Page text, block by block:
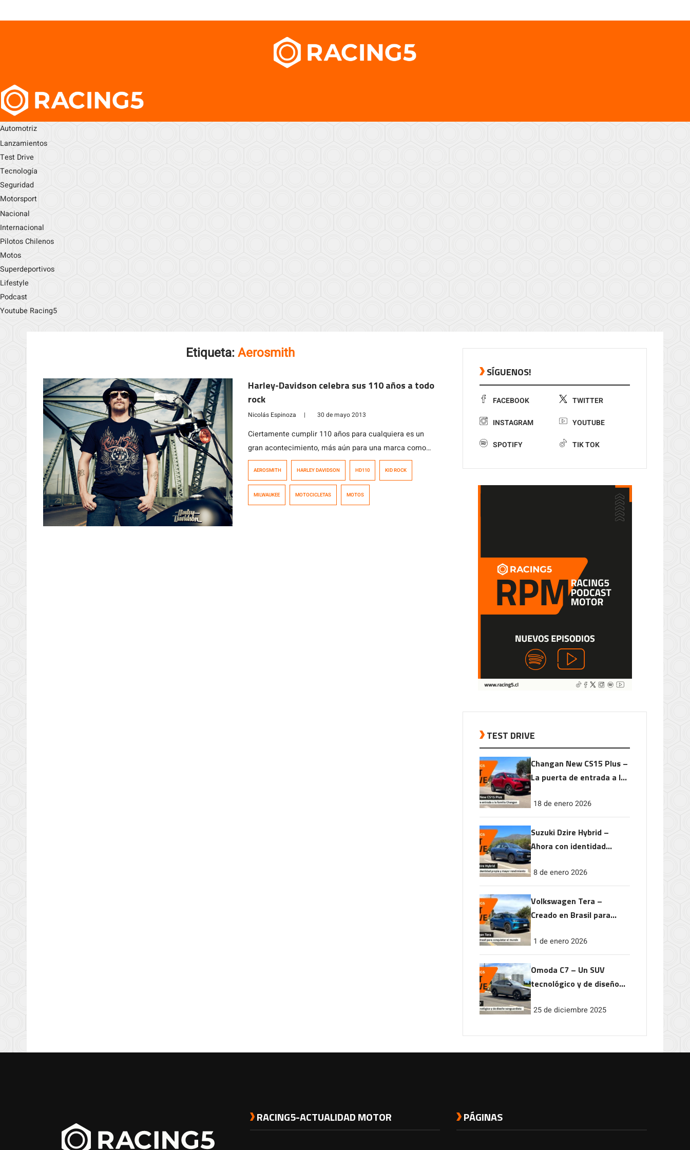
Automotriz
Lanzamientos
Test Drive
Tecnología
Seguridad
Motorsport
Nacional
Internacional
Pilotos Chilenos
Motos
Superdeportivos
Lifestyle
Podcast
Youtube Racing5
Etiqueta:Aerosmith
Harley-Davidson celebra sus 110 años a todo
rock
Nicolás Espinoza | 30 de mayo 2013
Ciertamente cumplir 110 años para cualquiera es un
gran acontecimiento, más aún para una marca como
Harley-Davidson con toda la gran tradición que tienen
superestrellas de la talla de Aerosmith y Kid Rock para
AEROSMITH HARLEY DAVIDSON HD110 KID ROCK
MILWAUKEE MOTOCICLETAS MOTOS
SÍGUENOS!
FACEBOOK TWITTER
INSTAGRAM YOUTUBE
SPOTIFY TIK TOK
TEST DRIVE
Changan New CS15 Plus –
La puerta de entrada a la
18 de enero 2026
Suzuki Dzire Hybrid –
Ahora con identidad
rendimiento
8 de enero 2026
Volkswagen Tera –
Creado en Brasil para
1 de enero 2026
Omoda C7 – Un SUV
tecnológico y de diseño
25 de diciembre 2025
RACING5-ACTUALIDAD MOTOR PÁGINAS